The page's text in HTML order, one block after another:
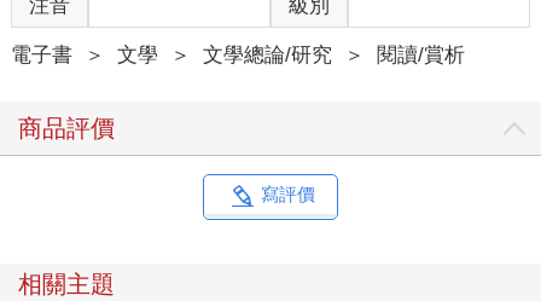
注音 級別
電子書 ＞ 文學 ＞ 文學總論/研究 ＞ 閱讀/賞析
商品評價
寫評價
相關主題